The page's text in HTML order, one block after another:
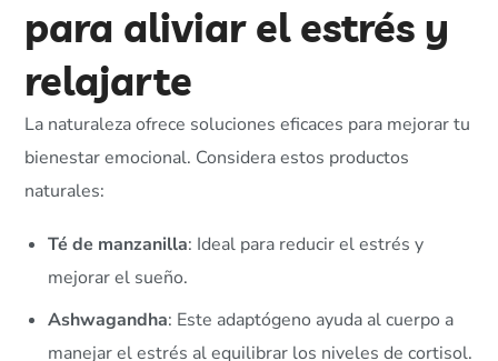
para aliviar el estrés y
relajarte
La naturaleza ofrece soluciones eficaces para mejorar tu
bienestar emocional. Considera estos productos
naturales:
Té de manzanilla: Ideal para reducir el estrés y
mejorar el sueño.
Ashwagandha: Este adaptógeno ayuda al cuerpo a
manejar el estrés al equilibrar los niveles de cortisol.